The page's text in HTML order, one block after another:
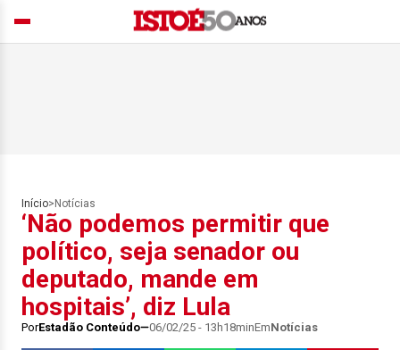
Início> Notícias
‘Não podemos permitir que
político, seja senador ou
deputado, mande em
hospitais’, diz Lula
PorEstadão Conteúdo 06/02/25 - 13h18minEmNotícias